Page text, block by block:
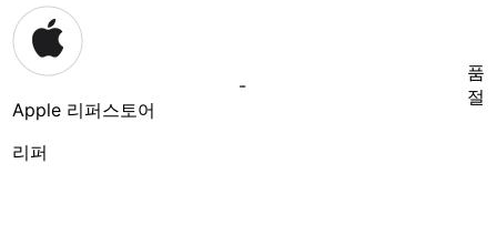
Apple 리퍼스토어
리퍼
-
품
절